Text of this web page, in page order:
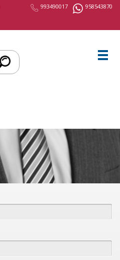
958543870
993490017